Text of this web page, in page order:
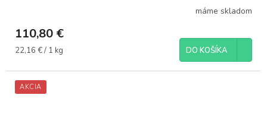
máme skladom
110,80 €
Jednotková
22,16 € / 1 kg DO KOŠÍKA
AKCIA